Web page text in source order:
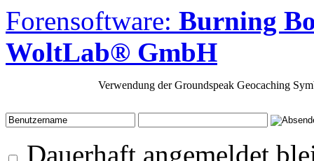
Forensoftware: Burning
WoltLab® GmbH
Verwendung der Groundspeak Geocaching
Dauerhaft angemeldet